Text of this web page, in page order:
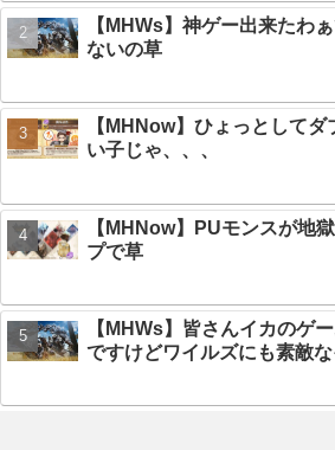
【MHWs】神ゲー出来たわ
ないの草
【MHNow】ひょっとして
い子じゃ、、、
【MHNow】PUモンスが地
プで草
【MHWs】皆さんイカのゲ
ですけどワイルズにも素敵